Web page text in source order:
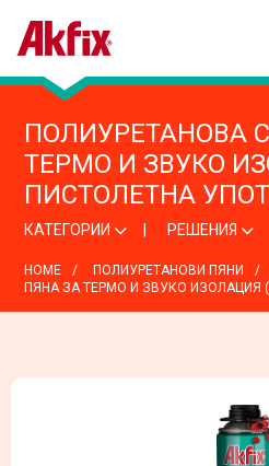
ПОЛИУРЕТАНОВА
ТЕРМО И ЗВУКО
ПИСТОЛЕТНА
КАТЕГОРИИ РЕШЕНИЯ
HOME ПОЛИУРЕТАНОВИ ПЯНИ
ПЯНА ЗА ТЕРМО И ЗВУКО ИЗОЛАЦИЯ